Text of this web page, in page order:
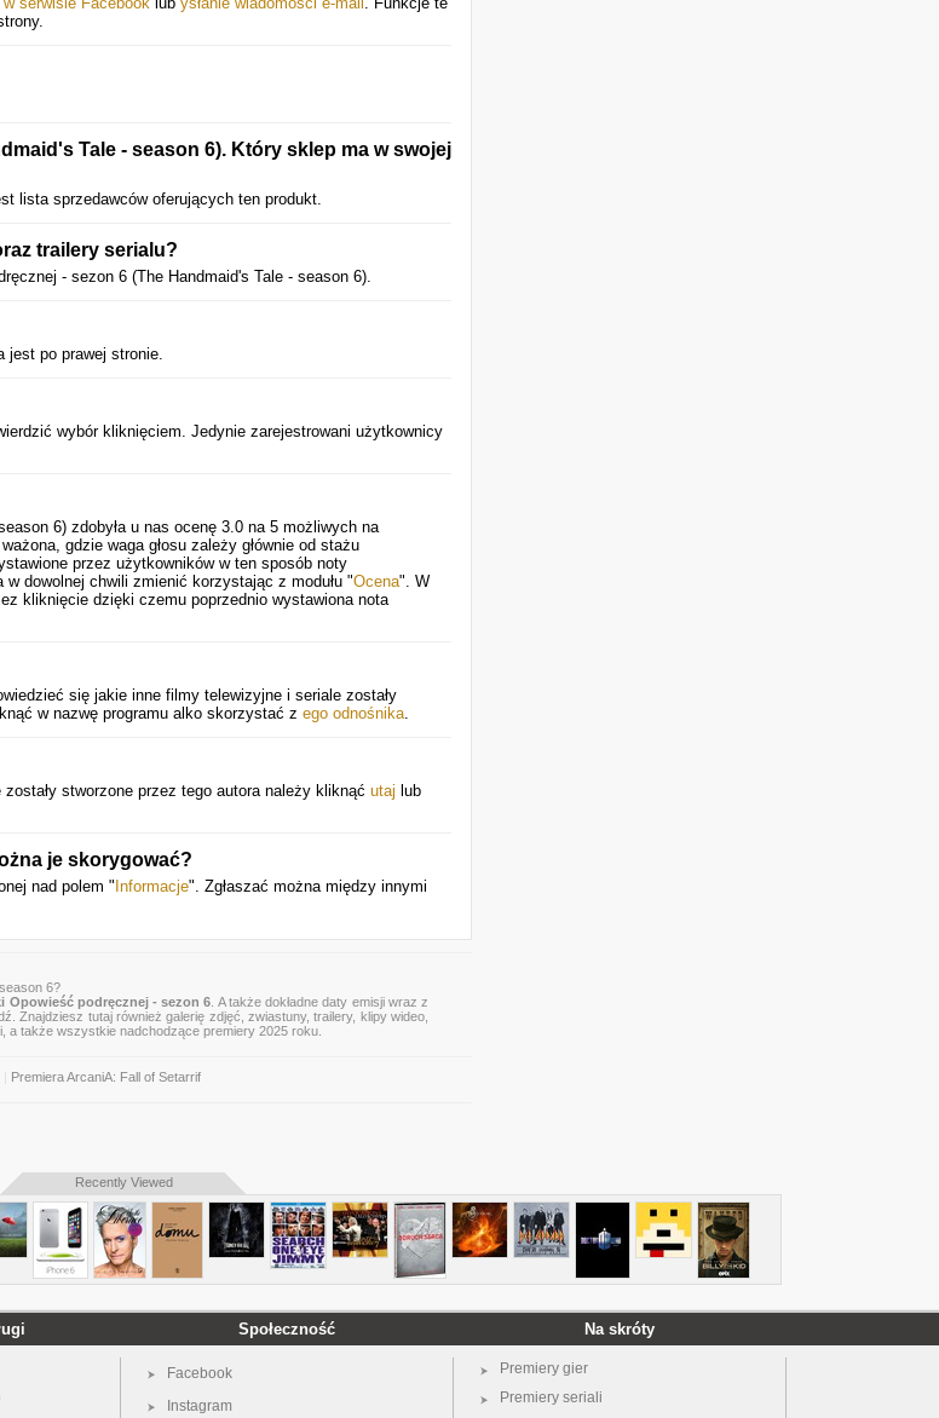
Tale - season 6). Który sklep ma w swojej
lista sprzedawców oferujących ten produkt.
trailery serialu?
- sezon 6 (The Handmaid's Tale - season 6).
jest po prawej stronie.
wybór kliknięciem. Jedynie zarejestrowani użytkownicy
6) zdobyła u nas ocenę 3.0 na 5 możliwych na
gdzie waga głosu zależy głównie od stażu
przez użytkowników w ten sposób noty
dowolnej chwili zmienić korzystając z modułu "Ocena". W
kliknięcie dzięki czemu poprzednio wystawiona nota
się jakie inne filmy telewizyjne i seriale zostały
w nazwę programu alko skorzystać z ego odnośnika.
stworzone przez tego autora należy kliknąć utaj lub
je skorygować?
nad polem " Informacje". Zgłaszać można między innymi
6?
Opowieść podręcznej - sezon 6 . A także dokładne daty emisji wraz z
Znajdziesz tutaj również galerię zdjęć, zwiastuny, trailery, klipy wideo,
także wszystkie nadchodzące premiery 2025 roku.
Premiera ArcaniA: Fall of Setarrif
Recently Viewed
Społeczność
Facebook
Instagram
Na skróty
Premiery gier
Premiery seriali